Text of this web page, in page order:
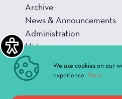
Archive
News & Announcements
Administration
History
Buildings and Halls
We use cookies on our
experience. More...